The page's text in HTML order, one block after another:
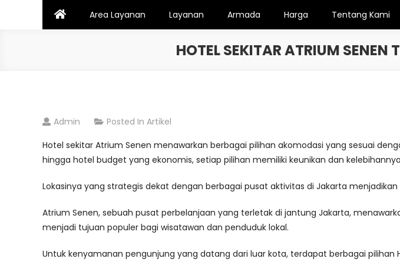
Area Layanan Layanan Armada Harga Tentang Kami
HOTEL SEKITAR ATRIUM SENEN
Admin Posted In Artikel
Hotel sekitar Atrium Senen menawarkan berbagai pilihan akomodasi yang sesuai
hingga hotel budget yang ekonomis, setiap pilihan memiliki keunikan dan
Lokasinya yang strategis dekat dengan berbagai pusat aktivitas di Jakarta
Atrium Senen, sebuah pusat perbelanjaan yang terletak di jantung Jakarta,
menjadi tujuan populer bagi wisatawan dan penduduk lokal.
Untuk kenyamanan pengunjung yang datang dari luar kota, terdapat berbagai